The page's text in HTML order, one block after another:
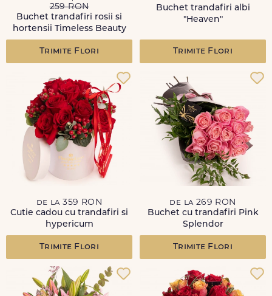
259 RON
Buchet trandafiri rosii si
hortensii Timeless Beauty
Trimite Flori
Buchet trandafiri albi
"Heaven"
Trimite Flori
de la 359 RON
Cutie cadou cu trandafiri si
hypericum
Trimite Flori
de la 269 RON
Buchet cu trandafiri Pink
Splendor
Trimite Flori